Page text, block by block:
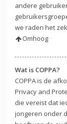
andere
we raden het
Omhoog
Wat is COPPA?
COPPA is de
Privacy and
die vereist dat
jongeren onder